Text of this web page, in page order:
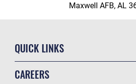
Maxwell AFB, AL
QUICK LINKS
CAREERS